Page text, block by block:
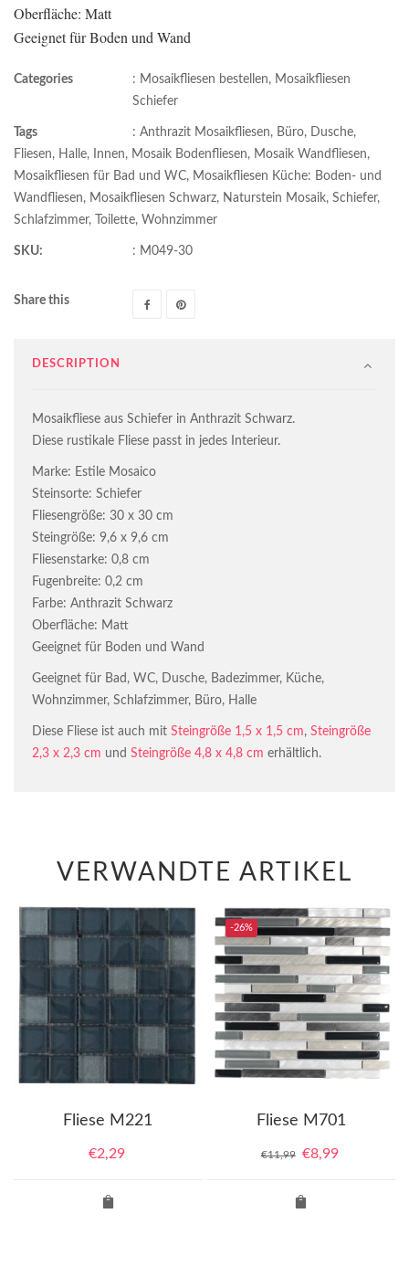
Oberfläche: Matt
Geeignet für Boden und Wand
Categories : Mosaikfliesen bestellen, Mosaikfliesen
Schiefer
Tags : Anthrazit Mosaikfliesen, Büro, Dusche,
Fliesen, Halle, Innen, Mosaik Bodenfliesen, Mosaik Wandfliesen,
Mosaikfliesen für Bad und WC, Mosaikfliesen Küche: Boden- und
Wandfliesen, Mosaikfliesen Schwarz, Naturstein Mosaik, Schiefer,
Schlafzimmer, Toilette, Wohnzimmer
SKU: : M049-30
Share this
DESCRIPTION
Mosaikfliese aus Schiefer in Anthrazit Schwarz.
Diese rustikale Fliese passt in jedes Interieur.
Marke: Estile Mosaico
Steinsorte: Schiefer
Fliesengröße: 30 x 30 cm
Steingröße: 9,6 x 9,6 cm
Fliesenstarke: 0,8 cm
Fugenbreite: 0,2 cm
Farbe: Anthrazit Schwarz
Oberfläche: Matt
Geeignet für Boden und Wand
Geeignet für Bad, WC, Dusche, Badezimmer, Küche,
Wohnzimmer, Schlafzimmer, Büro, Halle
Diese Fliese ist auch mit Steingröße 1,5 x 1,5 cm, Steingröße
2,3 x 2,3 cm und Steingröße 4,8 x 4,8 cm erhältlich.
VERWANDTE ARTIKEL
Fliese M221
€2,29
-26%
Fliese M701
€11,99 €8,99